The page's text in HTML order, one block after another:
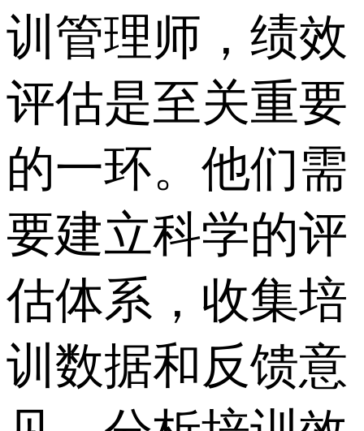
训管理师，绩效
评估是至关重要
的一环。他们需
要建立科学的评
估体系，收集培
训数据和反馈意